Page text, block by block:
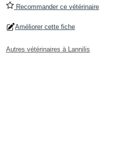
Recommander ce vétérinaire
Améliorer cette fiche
Autres vétérinaires à Lannilis